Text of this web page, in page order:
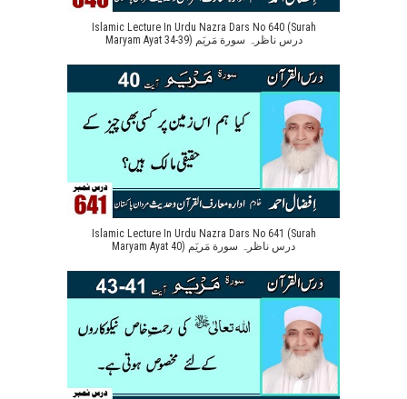
Islamic Lecture In Urdu Nazra Dars No 640 (Surah
Maryam Ayat 34-39) درس ناظرہ سورة مَریَم
Islamic Lecture In Urdu Nazra Dars No 641 (Surah
Maryam Ayat 40) درس ناظرہ سورة مَریَم